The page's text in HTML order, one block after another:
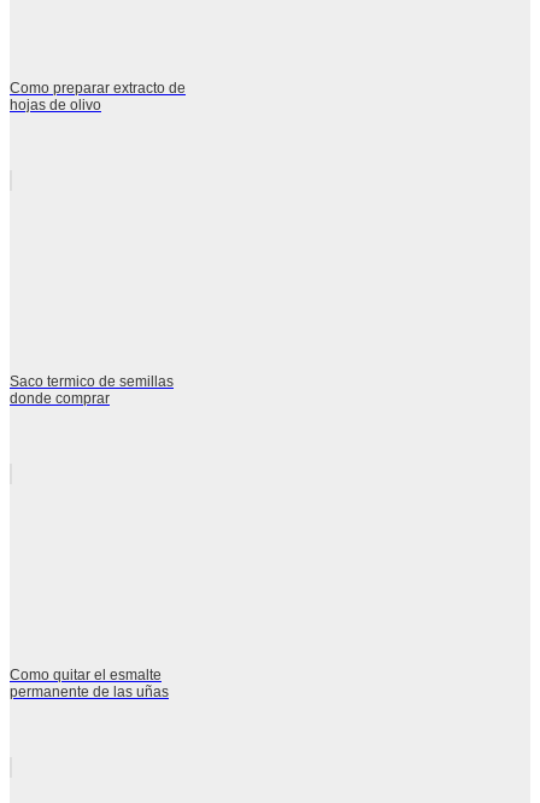
Como preparar extracto de
hojas de olivo
Saco termico de semillas
donde comprar
Como quitar el esmalte
permanente de las uñas